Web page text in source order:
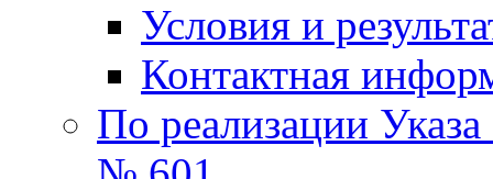
Условия и
Контактная
По реализации